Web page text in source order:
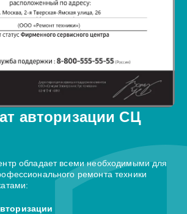
авторизации СЦ
обладает всеми необходимыми для
ремонта техники